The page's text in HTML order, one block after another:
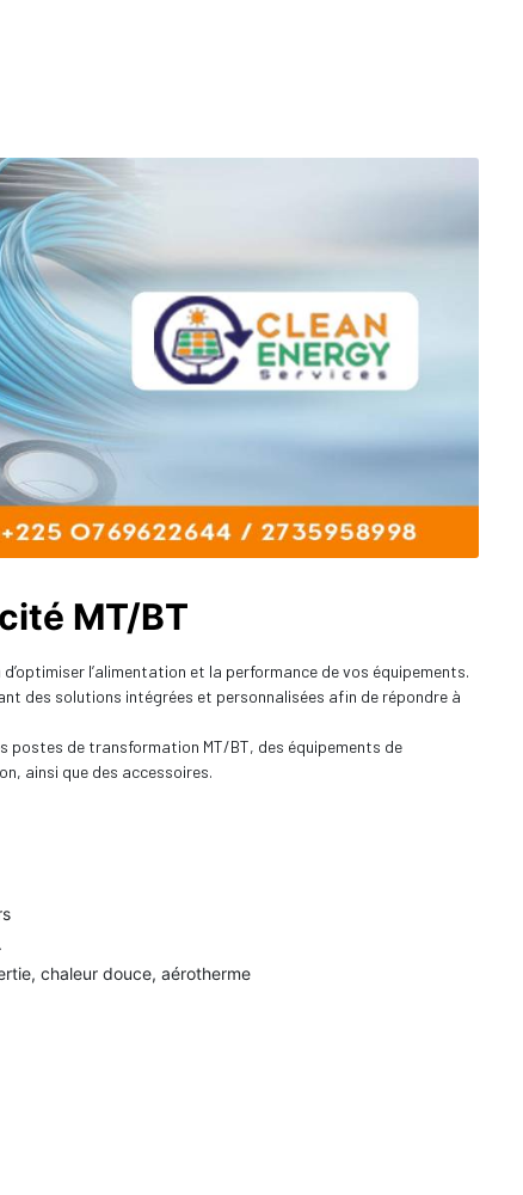
MT/BT
l’alimentation et la performance de vos équipements.
des solutions intégrées et personnalisées afin de répondre à
postes de transformation MT/BT, des équipements de
ainsi que des accessoires.
chaleur douce, aérotherme